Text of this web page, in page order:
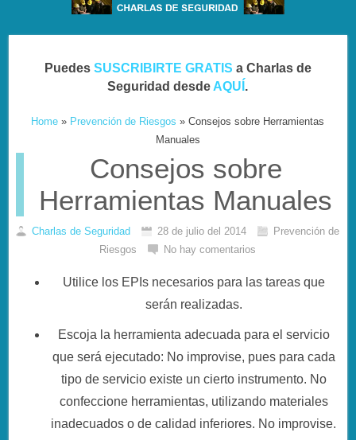
Puedes SUSCRIBIRTE GRATIS a Charlas de
Seguridad desde AQUÍ .
Home » Prevención de Riesgos »Consejos sobre Herramientas
Manuales
Consejos sobre
Herramientas Manuales
Charlas de Seguridad 28 de julio del 2014
Prevención de
Riesgos
No hay comentarios
Utilice los EPIs necesarios para las tareas que
serán realizadas.
Escoja la herramienta adecuada para el servicio
que será ejecutado: No improvise, pues para cada
tipo de servicio existe un cierto instrumento. No
confeccione herramientas, utilizando materiales
inadecuados o de calidad inferiores. No improvise.